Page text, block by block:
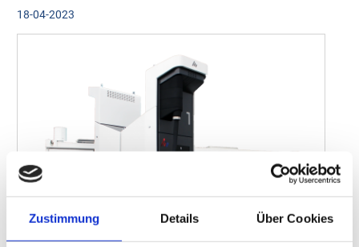
Zustimmung Details Über Cookies
18-04-2023